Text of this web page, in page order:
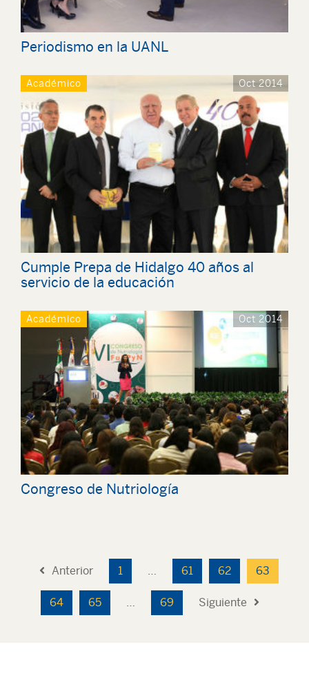
Periodismo en la UANL
Académico Oct 2014
Cumple Prepa de Hidalgo 40 años al
servicio de la educación
Académico Oct 2014
Congreso de Nutriología
Anterior 1 … 61 62 63
64 65 … 69 Siguiente